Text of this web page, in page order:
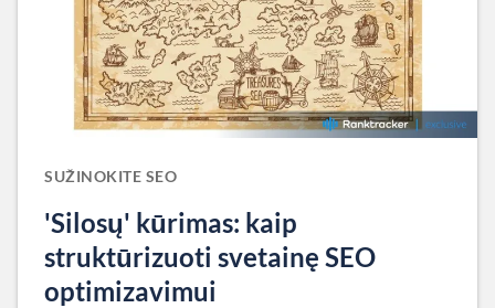
SUŽINOKITE SEO
'Silosų' kūrimas: kaip
struktūrizuoti svetainę SEO
optimizavimui